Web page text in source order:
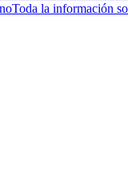
Toda la información